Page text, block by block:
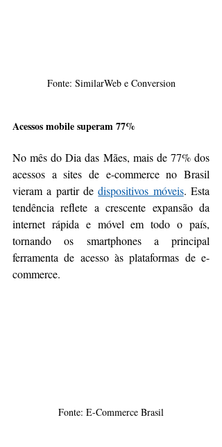
Fonte: SimilarWeb e Conversion
Acessos mobile superam 77%
No mês do Dia das Mães, mais de 77% dos
acessos a sites de e-commerce no Brasil
vieram a partir de dispositivos móveis. Esta
tendência reflete a crescente expansão da
internet rápida e móvel em todo o país,
tornando os smartphones a principal
ferramenta de acesso às plataformas de e-
commerce.
Fonte: E-Commerce Brasil